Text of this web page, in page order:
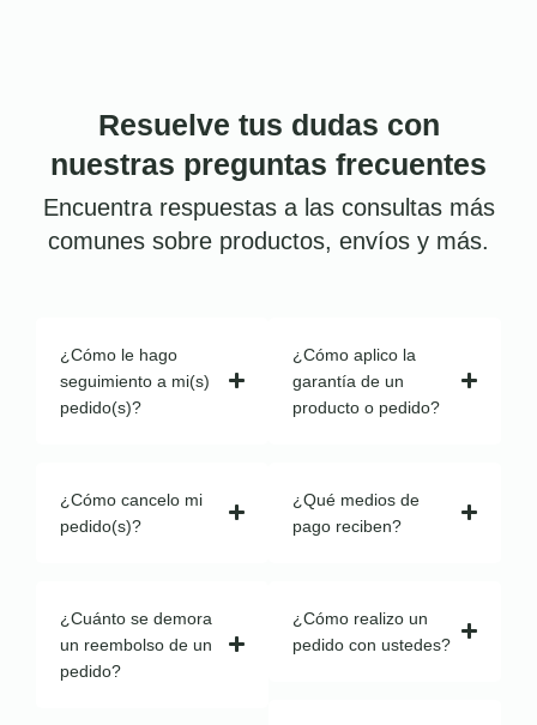
Resuelve tus dudas con
nuestras preguntas frecuentes
Encuentra respuestas a las consultas más
comunes sobre productos, envíos y más.
¿Cómo le hago
seguimiento a mi(s)
pedido(s)?
¿Cómo cancelo mi
pedido(s)?
¿Cuánto se demora
un reembolso de un
pedido?
¿Cómo aplico la
garantía de un
producto o pedido?
¿Qué medios de
pago reciben?
¿Cómo realizo un
pedido con ustedes?